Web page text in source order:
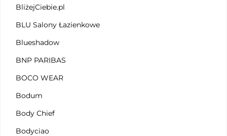
BliżejCiebie.pl
BLU Salony Łazienkowe
Blueshadow
BNP PARIBAS
BOCO WEAR
Bodum
Body Chief
Bodyciao